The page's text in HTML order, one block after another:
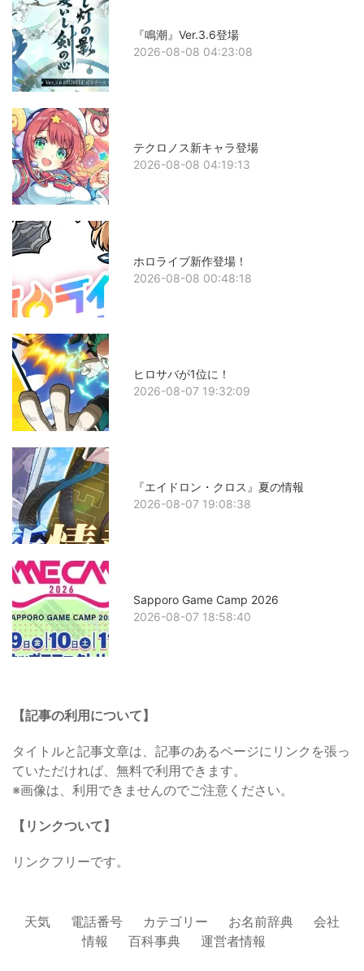
『鳴潮』Ver.3.6登場
2026-08-08 04:23:08
テクロノス新キャラ登場
2026-08-08 04:19:13
ホロライブ新作登場！
2026-08-08 00:48:18
ヒロサバが1位に！
2026-08-07 19:32:09
『エイドロン・クロス』夏の情報
2026-08-07 19:08:38
Sapporo Game Camp 2026
2026-08-07 18:58:40
【記事の利用について】
タイトルと記事文章は、記事のあるページにリンクを張っ
ていただければ、無料で利用できます。
※画像は、利用できませんのでご注意ください。
【リンクついて】
リンクフリーです。
天気 電話番号 カテゴリー お名前辞典
会社
情報
百科事典 運営者情報